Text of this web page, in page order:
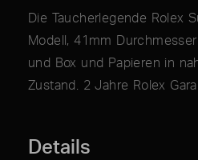
Die Taucherlegende Rolex
Modell, 41mm
und Box und Papieren in
Zustand. 2 Jahre Rolex
Details